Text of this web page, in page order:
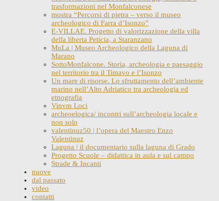
trasformazioni nel Monfalconese
mostra “Percorsi di pietra – verso il museo
archeologico di Farra d’Isonzo”
E-VILLAE. Progetto di valorizzazione della villa
della liberta Peticia, a Staranzano
MuLa | Museo Archeologico della Laguna di
Marano
SottoMonfalcone. Storia, archeologia e paesaggio
nel territorio tra il Timavo e l’Isonzo
Un mare di risorse. Lo sfruttamento dell’ambiente
marino nell’Alto Adriatico tra archeologia ed
etnografia
Vinvm Loci
archeoelogica/ incontri sull’archeologia locale e
non solo
valentinuz50 | l’opera del Maestro Enzo
Valentinuz
Laguna | il documentario sulla laguna di Grado
Progetto Scuole – didattica in aula e sul campo
Strade & Incanti
nuove
dal passato
video
contatti